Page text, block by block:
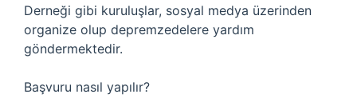
Derneği gibi kuruluşlar, sosyal medya üzerinden
organize olup depremzedelere yardım
göndermektedir.
Başvuru nasıl yapılır?